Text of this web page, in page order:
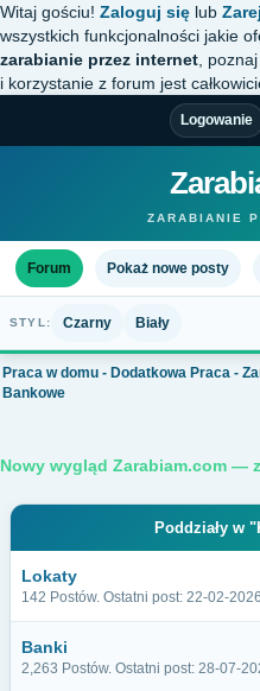
Witaj gościu! Zaloguj się lub
wszystkich funkcjonalności jakie
zarabianie przez internet ,
i korzystanie z forum jest
Logowanie
ZARABIANIE
Forum Pokaż nowe posty
STYL: Czarny Biały
Praca w domu - Dodatkowa Praca -
Bankowe
Nowy wygląd Zarabiam.com —
Poddziały w
Lokaty
142 Postów. Ostatni post: 22-02-2026
Banki
2,263 Postów. Ostatni post: 28-07-